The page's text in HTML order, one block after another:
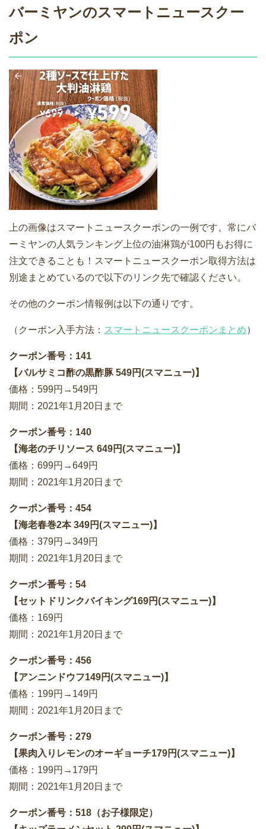
バーミヤンのスマートニュースクー
ポン
上の画像はスマートニュースクーポンの一例です。常にバ
ーミヤンの人気ランキング上位の油淋鶏が100円もお得に
注文できることも！スマートニュースクーポン取得方法は
別途まとめているので以下のリンク先で確認ください。
その他のクーポン情報例は以下の通りです。
（クーポン入手方法： スマートニュースクーポンまとめ）
クーポン番号：141
【バルサミコ酢の黒酢豚 549円(スマニュー)】
価格：599円→549円
期間：2021年1月20日まで
クーポン番号：140
【海老のチリソース 649円(スマニュー)】
価格：699円→649円
期間：2021年1月20日まで
クーポン番号：454
【海老春巻2本 349円(スマニュー)】
価格：379円→349円
期間：2021年1月20日まで
クーポン番号：54
【セットドリンクバイキング169円(スマニュー)】
価格：169円
期間：2021年1月20日まで
クーポン番号：456
【アンニンドウフ149円(スマニュー)】
価格：199円→149円
期間：2021年1月20日まで
クーポン番号：279
【果肉入りレモンのオーギョーチ179円(スマニュー)】
価格：199円→179円
期間：2021年1月20日まで
クーポン番号：518（お子様限定）